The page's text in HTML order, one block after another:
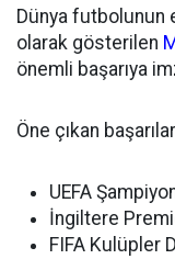
Dünya futbolunun
olarak gösterilen
önemli başarıya
Öne çıkan
UEFA
İngiltere
FIFA Kulüpler